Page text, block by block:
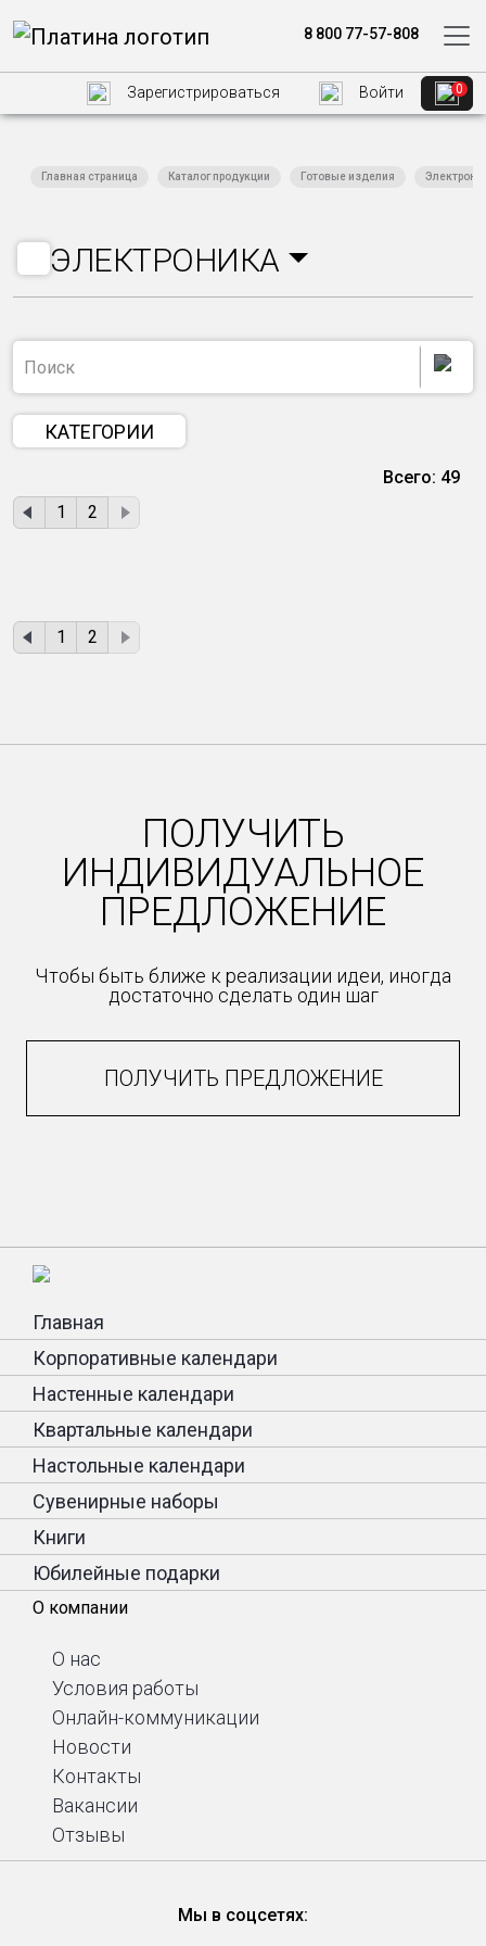
8 800 77-57-808
Зарегистрироваться Войти 0
Главная страница Каталог продукции Готовые изделия
ЭЛЕКТРОНИКА
КАТЕГОРИИ
Всего: 49
1
2
1 2
ПОЛУЧИТЬ
ИНДИВИДУАЛЬНОЕ
ПРЕДЛОЖЕНИЕ
Чтобы быть ближе к реализации идеи, иногда
достаточно сделать один шаг
ПОЛУЧИТЬ ПРЕДЛОЖЕНИЕ
Главная
Корпоративные календари
Настенные календари
Квартальные календари
Настольные календари
Сувенирные наборы
Книги
Юбилейные подарки
О компании
О нас
Условия работы
Онлайн-коммуникации
Новости
Контакты
Вакансии
Отзывы
Мы в соцсетях: